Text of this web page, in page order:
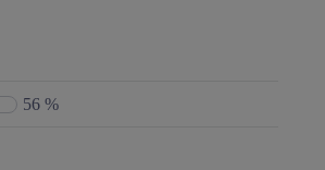
56 %